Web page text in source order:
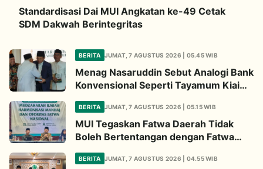
Standardisasi Dai MUI Angkatan ke-49 Cetak
SDM Dakwah Berintegritas
BERITA JUMAT, 7 AGUSTUS 2026 | 05.45 WIB
Menag Nasaruddin Sebut Analogi Bank
Konvensional Seperti Tayamum Kiai
Ma'ruf Sangat Dahsyat
BERITA JUMAT, 7 AGUSTUS 2026 | 05.15 WIB
MUI Tegaskan Fatwa Daerah Tidak
Boleh Bertentangan dengan Fatwa
Pusat
BERITA JUMAT, 7 AGUSTUS 2026 | 04.55 WIB